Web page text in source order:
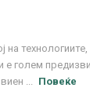
на
е голем
...
Повеќе